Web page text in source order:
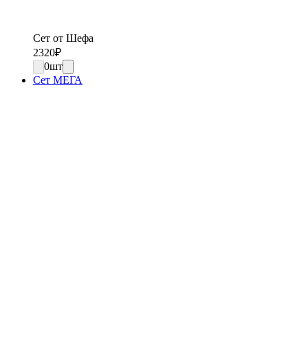
Сет от Шефа
2320₽
0шт
Сет МЕГА